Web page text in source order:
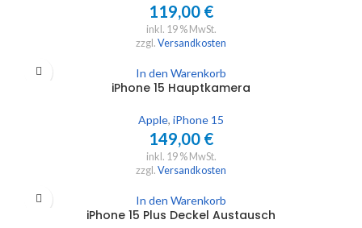
119,00 €
inkl. 19 % MwSt.
zzgl. Versandkosten
In den Warenkorb
iPhone 15 Hauptkamera
Apple, iPhone 15
149,00 €
inkl. 19 % MwSt.
zzgl. Versandkosten
In den Warenkorb
iPhone 15 Plus Deckel Austausch